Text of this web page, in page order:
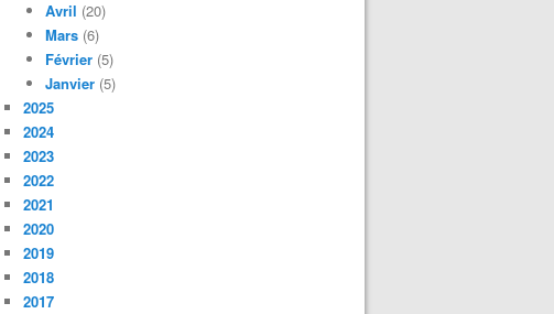
Avril (20)
Mars (6)
Février (5)
Janvier (5)
2025
2024
2023
2022
2021
2020
2019
2018
2017